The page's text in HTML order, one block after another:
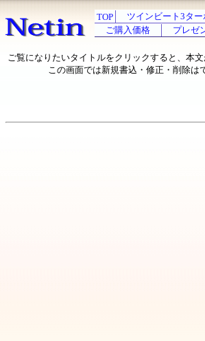
TOP ツインビート3ター
ご購入価格
プレゼ
ご覧になりたいタイトルをクリックすると、本
この画面では新規書込・修正・削除は